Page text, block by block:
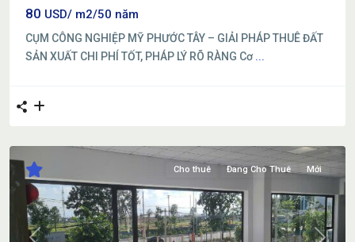
80 USD/ m2/50 năm
CỤM CÔNG NGHIỆP MỸ PHƯỚC TÂY – GIẢI PHÁP THUÊ ĐẤT
SẢN XUẤT CHI PHÍ TỐT, PHÁP LÝ RÕ RÀNG Cơ ...
Cho thuê Đang Cho Thuê Mới